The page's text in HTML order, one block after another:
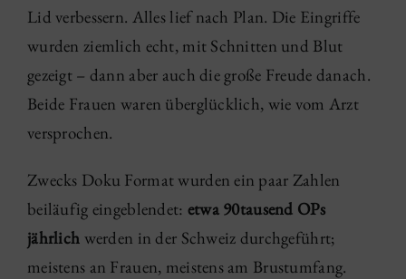
Lid verbessern. Alles lief nach Plan. Die Eingriffe
wurden ziemlich echt, mit Schnitten und Blut
gezeigt – dann aber auch die große Freude danach.
Beide Frauen waren überglücklich, wie vom Arzt
versprochen.
Zwecks Doku Format wurden ein paar Zahlen
beiläufig eingeblendet: etwa 90tausend OPs
jährlich werden in der Schweiz durchgeführt;
meistens an Frauen, meistens am Brustumfang.